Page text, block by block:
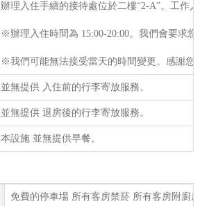
辦理入住手續的接待處位於二樓“2-A”。工作
※辦理入住時間為 15:00-20:00。我們會要求
※我們可能無法接受當天的時間變更。感謝您
並無提供 入住前的行李寄放服務。
並無提供 退房後的行李寄放服務。
本設施 並無提供早餐。
免費的停車場 所有客房禁菸 所有客房附廚